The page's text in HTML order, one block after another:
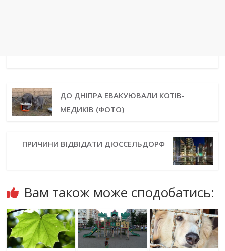
ДО ДНІПРА ЕВАКУЮВАЛИ КОТІВ-
МЕДИКІВ (ФОТО)
ПРИЧИНИ ВІДВІДАТИ ДЮССЕЛЬДОРФ
Вам також може сподобатись: